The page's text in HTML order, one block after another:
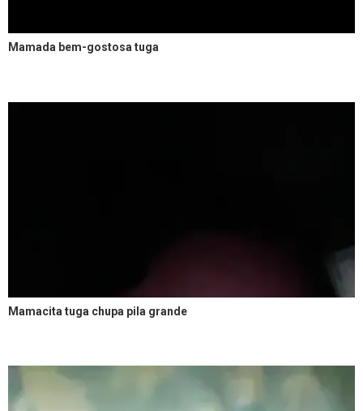
Mamada bem-gostosa tuga
Mamacita tuga chupa pila grande